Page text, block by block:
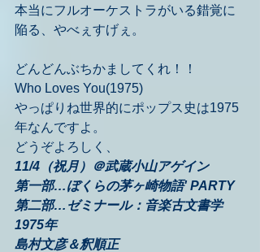
本当にフルオーケストラがいる錯覚に
陥る、やべぇすげぇ。
どんどんぶちかましてくれ！！
Who Loves You(1975)
やっぱりね世界的にポップス史は1975
年なんですよ。
どうぞよろしく、
11/4（祝月）＠武蔵小山アゲイン
第一部…ぼくらの茅ヶ崎物語' PARTY
第二部…ゼミナール：音楽古文書学
1975年
島村文彦＆釈順正